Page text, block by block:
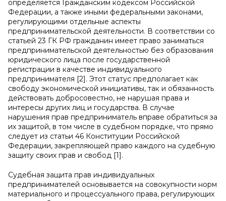
определяется Гражданским кодексом Российской
Федерации, а также иными федеральными законами,
регулирующими отдельные аспекты
предпринимательской деятельности. В соответствии со
статьей 23 ГК РФ гражданин имеет право заниматься
предпринимательской деятельностью без образования
юридического лица после государственной
регистрации в качестве индивидуального
предпринимателя [2]. Этот статус предполагает как
свободу экономической инициативы, так и обязанность
действовать добросовестно, не нарушая права и
интересы других лиц и государства. В случае
нарушения прав предприниматель вправе обратиться за
их защитой, в том числе в судебном порядке, что прямо
следует из статьи 46 Конституции Российской
Федерации, закрепляющей право каждого на судебную
защиту своих прав и свобод [1].
Судебная защита прав индивидуальных
предпринимателей основывается на совокупности норм
материального и процессуального права, регулирующих